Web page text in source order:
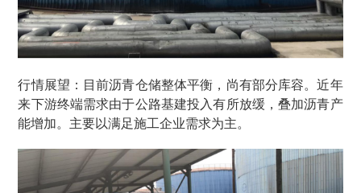
行情展望：目前沥青仓储整体平衡，尚有部分库容。近年
来下游终端需求由于公路基建投入有所放缓，叠加沥青产
能增加。主要以满足施工企业需求为主。